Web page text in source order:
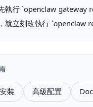
執行 `openclaw gateway
就立刻改執行 `openclaw
裝 高級配置